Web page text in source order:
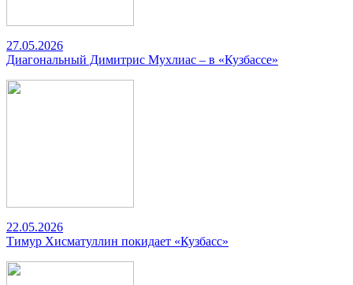
27.05.2026
Диагональный Димитрис Мухлиас – в «Кузбассе»
22.05.2026
Тимур Хисматуллин покидает «Кузбасс»